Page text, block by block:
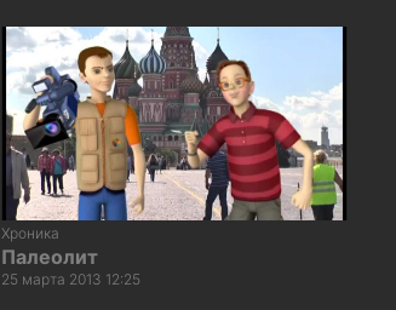
Хроника
Палеолит
25 марта 2013 12:25